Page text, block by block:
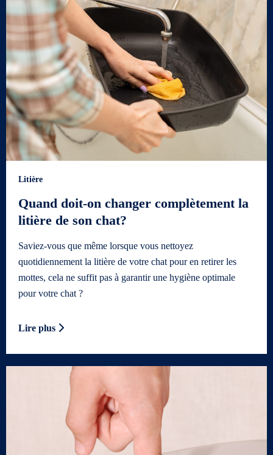
Litière
Quand doit-on changer complètement la
litière de son chat?
Saviez-vous que même lorsque vous nettoyez
quotidiennement la litière de votre chat pour en retirer les
mottes, cela ne suffit pas à garantir une hygiène optimale
pour votre chat ?
Lire plus